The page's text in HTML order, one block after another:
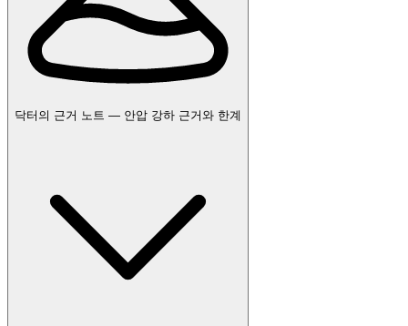
닥터의 근거 노트 — 안압 강하 근거와 한계